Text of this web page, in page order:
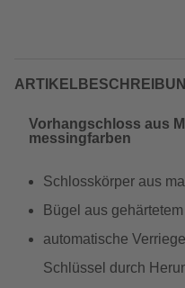
Vorhangschloss aus
messingfarben
Schlosskörper aus
Bügel aus gehärtetem
automatische
Schlüssel durch